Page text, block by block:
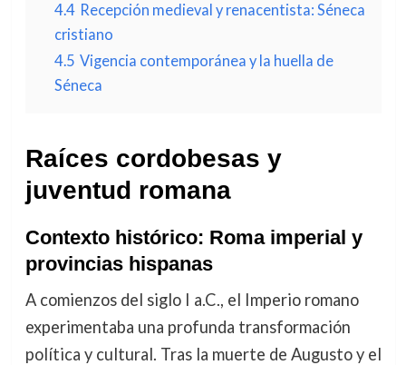
4.4 Recepción medieval y renacentista: Séneca
cristiano
4.5 Vigencia contemporánea y la huella de
Séneca
Raíces cordobesas y
juventud romana
Contexto histórico: Roma imperial y
provincias hispanas
A comienzos del siglo I a.C., el Imperio romano
experimentaba una profunda transformación
política y cultural. Tras la muerte de Augusto y el